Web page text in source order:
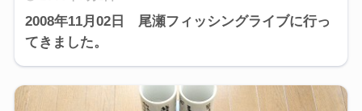
2008年11月02日 尾瀬フィッシングライブに行っ
てきました。